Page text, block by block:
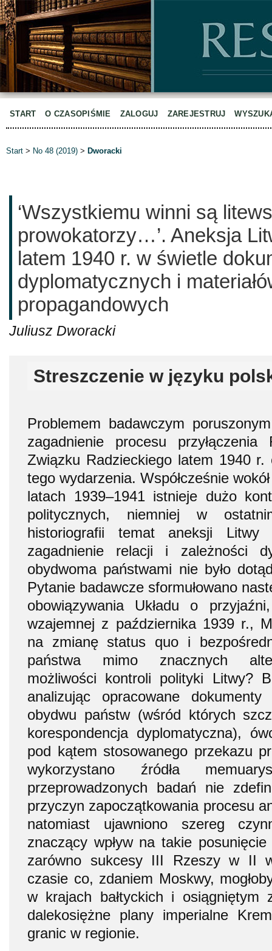
START O CZASOPIŚMIE ZALOGUJ ZAREJESTRUJ
Start > No 48 (2019) > Dworacki
‘Wszystkiemu winni są
prowokatorzy…’. Aneksja
latem 1940 r. w świetle
dyplomatycznych i
propagandowych
Juliusz Dworacki
Streszczenie w języku
Problemem badawczym
zagadnienie procesu
Związku Radzieckiego latem 1940
tego wydarzenia. Współcześnie
latach 1939–1941 istnieje dużo
politycznych, niemniej w
historiografii temat aneksji
zagadnienie relacji i zależności
obydwoma państwami nie było
Pytanie badawcze sformułowano
obowiązywania Układu o
wzajemnej z października 1939 r.,
na zmianę status quo i
państwa mimo znacznych
możliwości kontroli polityki Litwy?
analizując opracowane dokumenty
obydwu państw (wśród których
korespondencja dyplomatyczna),
pod kątem stosowanego przekazu
wykorzystano źródła
przeprowadzonych badań nie
przyczyn zapoczątkowania procesu
natomiast ujawniono szereg
znaczący wpływ na takie
zarówno sukcesy III Rzeszy w II
czasie co, zdaniem Moskwy,
w krajach bałtyckich i osiągniętym
dalekosiężne plany imperialne
granic w regionie.